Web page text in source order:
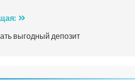
выгодный депозит